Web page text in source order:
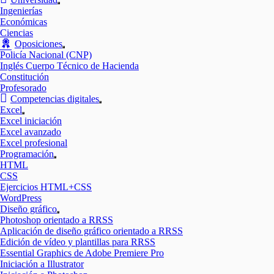
Mostrar
Ingenierías
Económicas
Ciencias
Oposiciones
Mostrar
el
submenú
Policía Nacional (CNP)
Inglés Cuerpo Técnico de Hacienda
Constitución
Profesorado
Competencias digitales
Mostrar
Excel
Mostrar
el
submenú
Excel iniciación
Excel avanzado
Excel profesional
Programación
Mostrar
HTML
CSS
Ejercicios HTML+CSS
WordPress
Diseño gráfico
Mostrar
el
submenú
Photoshop orientado a RRSS
Aplicación de diseño gráfico orientado a RRSS
Edición de vídeo y plantillas para RRSS
Essential Graphics de Adobe Premiere Pro
Iniciación a Illustrator